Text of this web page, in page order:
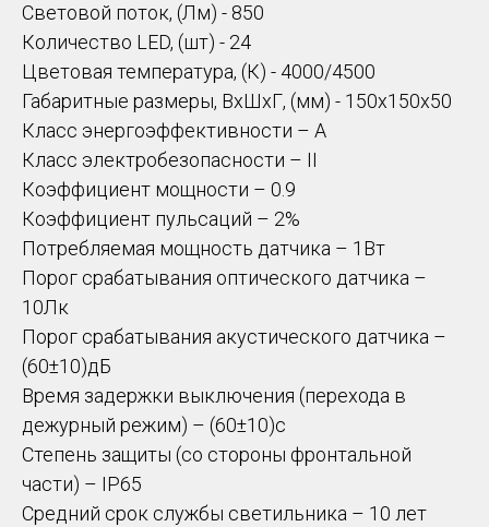
Световой поток, (Лм) - 850
Количество LED, (шт) - 24
Цветовая температура, (К) - 4000/4500
Габаритные размеры, ВхШхГ, (мм) - 150х150х50
Класс энергоэффективности – А
Класс электробезопасности – II
Коэффициент мощности – 0.9
Коэффициент пульсаций – 2%
Потребляемая мощность датчика – 1Вт
Порог срабатывания оптического датчика –
10Лк
Порог срабатывания акустического датчика –
(60±10)дБ
Время задержки выключения (перехода в
дежурный режим) – (60±10)с
Степень защиты (со стороны фронтальной
части) – IP65
Средний срок службы светильника – 10 лет